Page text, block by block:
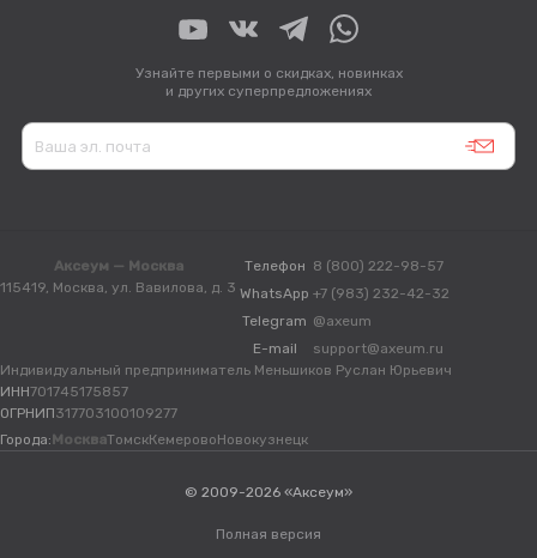
Узнайте первыми о скидках, новинках
и других суперпредложениях
Аксеум — Москва
115419, Москва, ул. Вавилова, д. 3
Телефон 8 (800) 222-98-57
WhatsApp +7 (983) 232-42-32
Telegram @axeum
E-mail
support@axeum.ru
Индивидуальный предприниматель Меньшиков Руслан Юрьевич
ИНН701745175857
ОГРНИП317703100109277
Города: МоскваТомскКемеровоНовокузнецк
© 2009-2026 «Аксеум»
Полная версия